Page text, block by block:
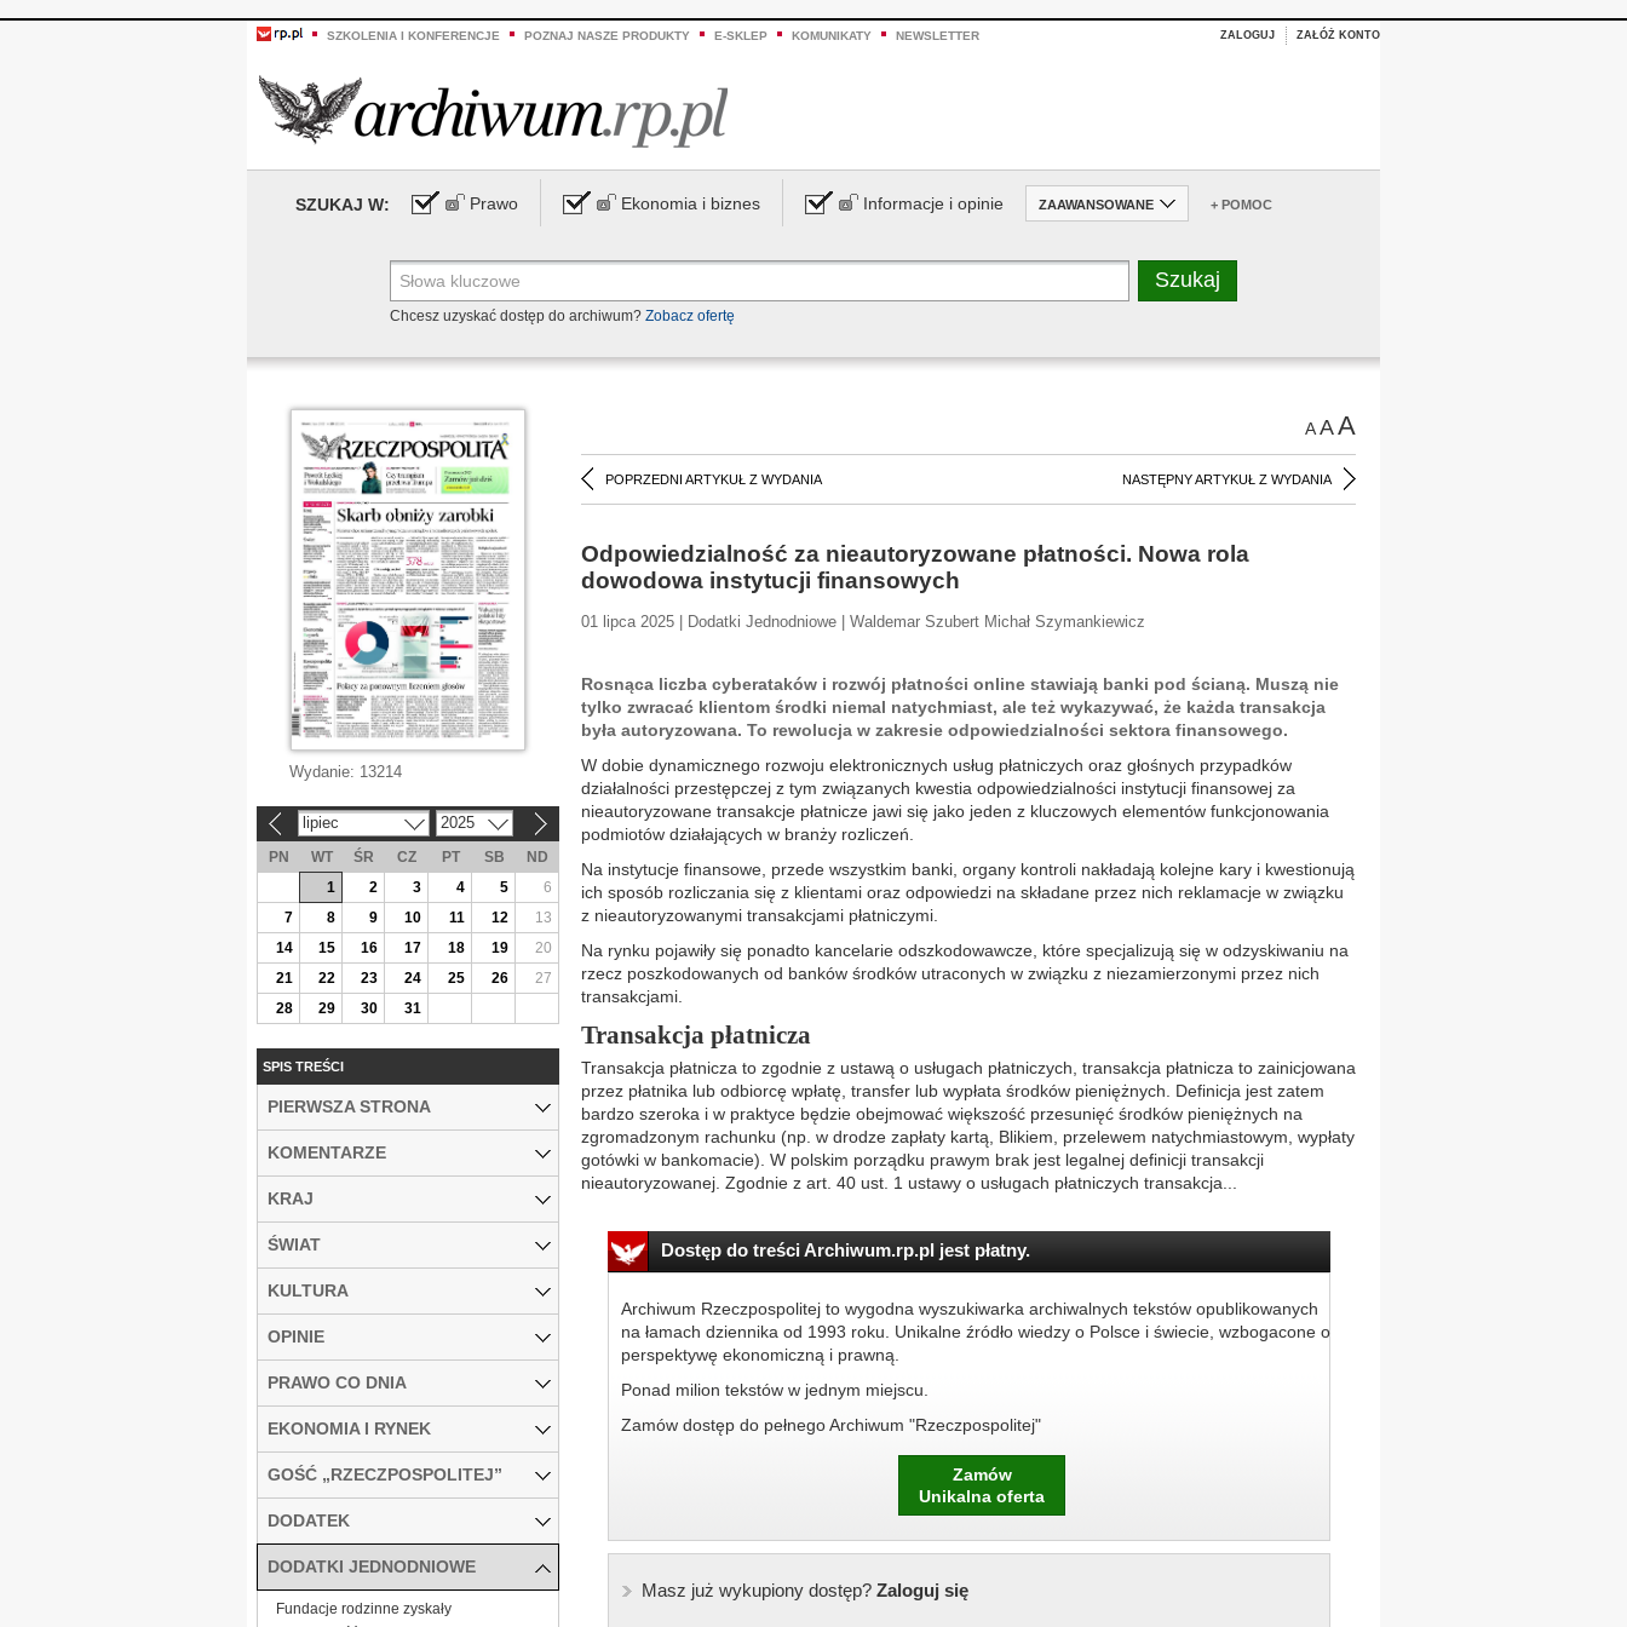
SZKOLENIA I KONFERENCJE POZNAJ NASZE PRODUKTY E-SKLEP KOMUNIKATY NEWSLETTER ZALOGUJ ZAŁÓŻ KONTO
SZUKAJ W: Prawo Ekonomia i biznes Informacje i opinie ZAAWANSOWANE + POMOC
Chcesz uzyskać dostęp do archiwum? Zobacz ofertę
AAA
POPRZEDNI ARTYKUŁ Z WYDANIA NASTĘPNY ARTYKUŁ Z WYDANIA
Odpowiedzialność za nieautoryzowane płatności. Nowa rola
dowodowa instytucji finansowych
01 lipca 2025 | Dodatki Jednodniowe | Waldemar Szubert Michał Szymankiewicz
Rosnąca liczba cyberataków i rozwój płatności online stawiają banki pod ścianą. Muszą nie
tylko zwracać klientom środki niemal natychmiast, ale też wykazywać, że każda transakcja
była autoryzowana. To rewolucja w zakresie odpowiedzialności sektora finansowego.
W dobie dynamicznego rozwoju elektronicznych usług płatniczych oraz głośnych przypadków
działalności przestępczej z tym związanych kwestia odpowiedzialności instytucji finansowej za
nieautoryzowane transakcje płatnicze jawi się jako jeden z kluczowych elementów funkcjonowania
podmiotów działających w branży rozliczeń.
Na instytucje finansowe, przede wszystkim banki, organy kontroli nakładają kolejne kary i kwestionują
ich sposób rozliczania się z klientami oraz odpowiedzi na składane przez nich reklamacje w związku
z nieautoryzowanymi transakcjami płatniczymi.
Na rynku pojawiły się ponadto kancelarie odszkodowawcze, które specjalizują się w odzyskiwaniu na
rzecz poszkodowanych od banków środków utraconych w związku z niezamierzonymi przez nich
transakcjami.
Transakcja płatnicza
Transakcja płatnicza to zgodnie z ustawą o usługach płatniczych, transakcja płatnicza to zainicjowana
przez płatnika lub odbiorcę wpłatę, transfer lub wypłata środków pieniężnych. Definicja jest zatem
bardzo szeroka i w praktyce będzie obejmować większość przesunięć środków pieniężnych na
zgromadzonym rachunku (np. w drodze zapłaty kartą, Blikiem, przelewem natychmiastowym, wypłaty
gotówki w bankomacie). W polskim porządku prawym brak jest legalnej definicji transakcji
nieautoryzowanej. Zgodnie z art. 40 ust. 1 ustawy o usługach płatniczych transakcja...
Dostęp do treści Archiwum.rp.pl jest płatny.
Archiwum Rzeczpospolitej to wygodna wyszukiwarka archiwalnych tekstów opublikowanych
na łamach dziennika od 1993 roku. Unikalne źródło wiedzy o Polsce i świecie, wzbogacone o
perspektywę ekonomiczną i prawną.
Ponad milion tekstów w jednym miejscu.
Zamów dostęp do pełnego Archiwum "Rzeczpospolitej"
Zamów
Unikalna oferta
Masz już wykupiony dostęp?Zaloguj się
Wydanie: 13214
lipiec 2025
PN WT ŚR CZ PT SB
ND
1
2 3 4 5
6
7
8 9 10 11 12
13
14
15 16 17 18 19
20
21
22 23 24 25 26
27
28
29 30 31
SPIS TREŚCI
PIERWSZA STRONA
KOMENTARZE
KRAJ
ŚWIAT
KULTURA
OPINIE
PRAWO CO DNIA
EKONOMIA I RYNEK
GOŚĆ „RZECZPOSPOLITEJ”
DODATEK
DODATKI JEDNODNIOWE
Fundacje rodzinne zyskały